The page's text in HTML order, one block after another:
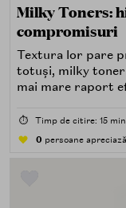
Milky Toners:
compromisuri
Textura lor pare
totuși, milky
mai mare raport
⏱️ Timp de citire: 15
0 persoane